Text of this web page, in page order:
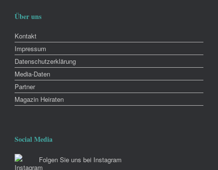
Über uns
Kontakt
Impressum
Datenschutzerklärung
Media-Daten
Partner
Magazin Heiraten
Social Media
Folgen Sie uns bei Instagram